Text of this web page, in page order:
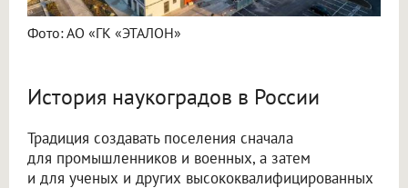
Фото: АО «ГК «ЭТАЛОН»
История наукоградов в России
Традиция создавать поселения сначала
для промышленников и военных, а затем
и для ученых и других высококвалифицированных